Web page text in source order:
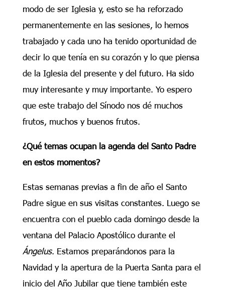
modo de ser Iglesia y, esto se ha reforzado
permanentemente en las sesiones, lo hemos
trabajado y cada uno ha tenido oportunidad de
decir lo que tenía en su corazón y lo que piensa
de la Iglesia del presente y del futuro. Ha sido
muy interesante y muy importante. Yo espero
que este trabajo del Sínodo nos dé muchos
frutos, muchos y buenos frutos.
¿Qué temas ocupan la agenda del Santo Padre
en estos momentos?
Estas semanas previas a fin de año el Santo
Padre sigue en sus visitas constantes. Luego se
encuentra con el pueblo cada domingo desde la
ventana del Palacio Apostólico durante el
Ángelus. Estamos preparándonos para la
Navidad y la apertura de la Puerta Santa para el
inicio del Año Jubilar que tiene también este